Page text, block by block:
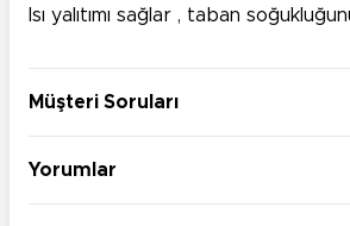
Isı yalıtımı sağlar , taban
Müşteri Soruları
Yorumlar